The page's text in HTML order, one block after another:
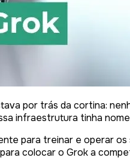
por trás da cortina:
infraestrutura tinha
para treinar e operar
colocar o Grok a